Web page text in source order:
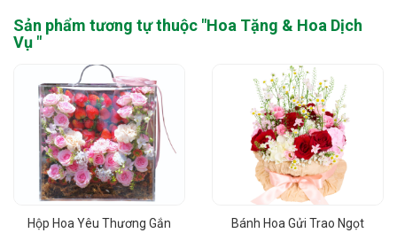
Sản phẩm tương tự thuộc "Hoa Tặng & Hoa Dịch
Vụ "
Hộp Hoa Yêu Thương Gắn
Bánh Hoa Gửi Trao Ngọt